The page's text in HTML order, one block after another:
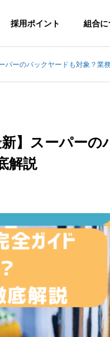
採用ポイント 組合に
ーのバックヤードも対象？業
】スーパーの
解説